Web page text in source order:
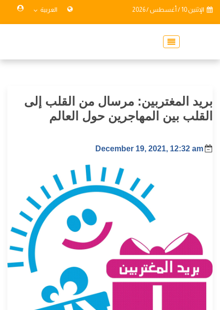
الإثنين 10 / أغسطس / 2026 العربية
بريد المغتربين: مرسال من القلب إلى
القلب بين المهاجرين حول العالم
December 19, 2021, 12:32 am